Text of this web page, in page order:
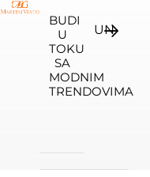
BUDI
U
TOKU
SA
MODNIM
TRENDOVIMA